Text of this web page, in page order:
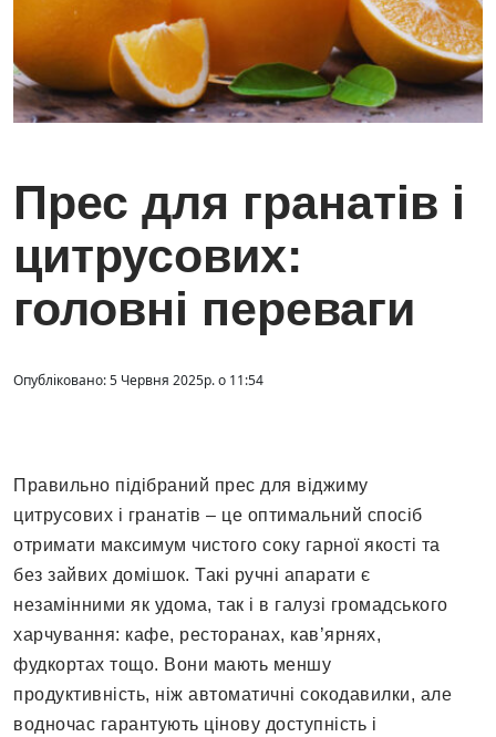
Прес для гранатів і
цитрусових:
головні переваги
Опубліковано: 5 Червня 2025р. о 11:54
Правильно підібраний прес для віджиму
цитрусових і гранатів – це оптимальний спосіб
отримати максимум чистого соку гарної якості та
без зайвих домішок. Такі ручні апарати є
незамінними як удома, так і в галузі громадського
харчування: кафе, ресторанах, кав’ярнях,
фудкортах тощо. Вони мають меншу
продуктивність, ніж автоматичні сокодавилки, але
водночас гарантують цінову доступність і